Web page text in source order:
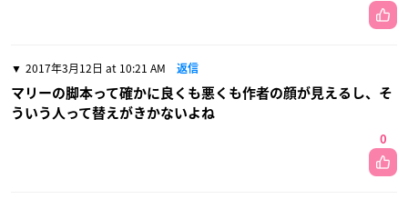
2017年3月12日 at 10:21 AM 返信
マリーの脚本って確かに良くも悪くも作者の顔が見えるし、そ
ういう人って替えがきかないよね
0